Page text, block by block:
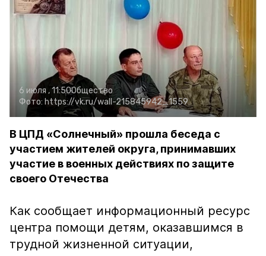
6 июля , 11:50Общество
Фото: https://vk.ru/wall-215845942_1559
В ЦПД «Солнечный» прошла беседа с
участием жителей округа, принимавших
участие в военных действиях по защите
своего Отечества
Как сообщает информационный ресурс
центра помощи детям, оказавшимся в
трудной жизненной ситуации,